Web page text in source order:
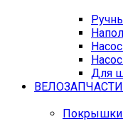
Для
ВЕЛОЗАПЧАСТИ